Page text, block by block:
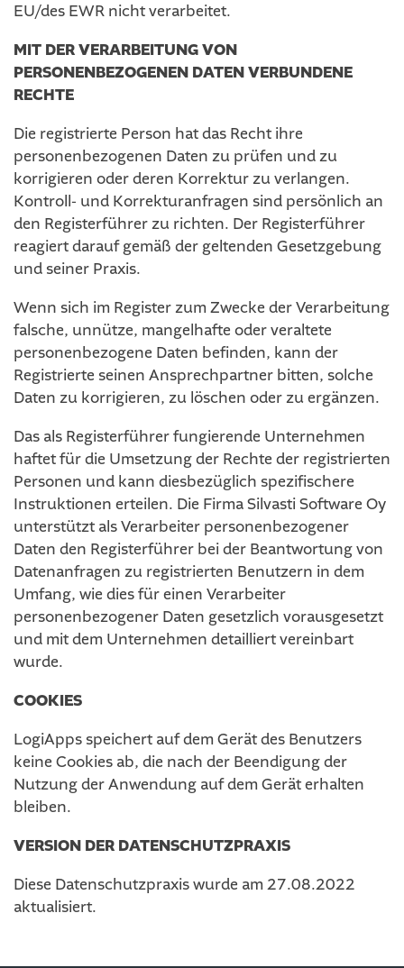
EU/des EWR nicht verarbeitet.
MIT DER VERARBEITUNG VON
PERSONENBEZOGENEN DATEN VERBUNDENE
RECHTE
Die registrierte Person hat das Recht ihre
personenbezogenen Daten zu prüfen und zu
korrigieren oder deren Korrektur zu verlangen.
Kontroll- und Korrekturanfragen sind persönlich an
den Registerführer zu richten. Der Registerführer
reagiert darauf gemäß der geltenden Gesetzgebung
und seiner Praxis.
Wenn sich im Register zum Zwecke der Verarbeitung
falsche, unnütze, mangelhafte oder veraltete
personenbezogene Daten befinden, kann der
Registrierte seinen Ansprechpartner bitten, solche
Daten zu korrigieren, zu löschen oder zu ergänzen.
Das als Registerführer fungierende Unternehmen
haftet für die Umsetzung der Rechte der registrierten
Personen und kann diesbezüglich spezifischere
Instruktionen erteilen. Die Firma Silvasti Software Oy
unterstützt als Verarbeiter personenbezogener
Daten den Registerführer bei der Beantwortung von
Datenanfragen zu registrierten Benutzern in dem
Umfang, wie dies für einen Verarbeiter
personenbezogener Daten gesetzlich vorausgesetzt
und mit dem Unternehmen detailliert vereinbart
wurde.
COOKIES
LogiApps speichert auf dem Gerät des Benutzers
keine Cookies ab, die nach der Beendigung der
Nutzung der Anwendung auf dem Gerät erhalten
bleiben.
VERSION DER DATENSCHUTZPRAXIS
Diese Datenschutzpraxis wurde am 27.08.2022
aktualisiert.